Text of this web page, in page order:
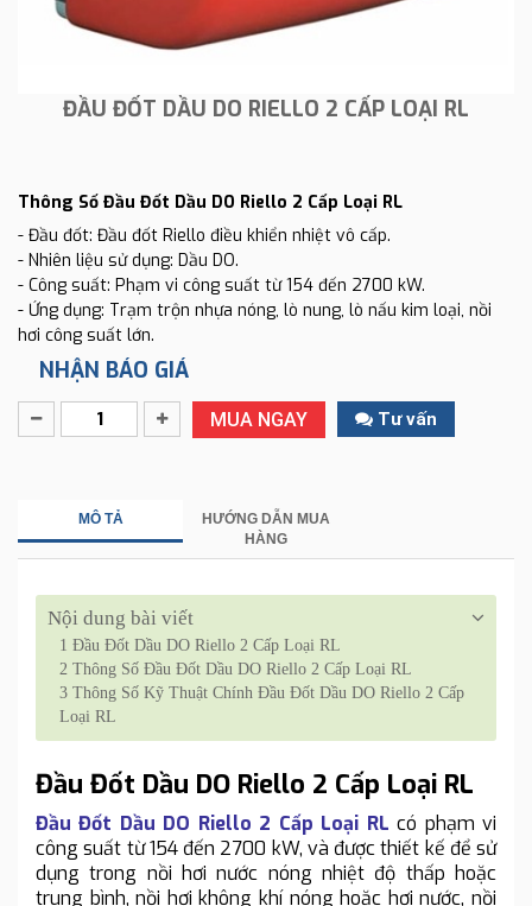
ĐẦU ĐỐT DẦU DO RIELLO 2 CẤP LOẠI RL
Thông Số Đầu Đốt Dầu DO Riello 2 Cấp Loại RL
- Đầu đốt: Đầu đốt Riello điều khiển nhiệt vô cấp.
- Nhiên liệu sử dụng: Dầu DO.
- Công suất: Phạm vi công suất từ 154 đến 2700 kW.
- Ứng dụng: Trạm trộn nhựa nóng, lò nung, lò nấu kim loại, nồi
hơi công suất lớn.
NHẬN BÁO GIÁ
MUA NGAY Tư vấn
MÔ TẢ
HƯỚNG DẪN MUA
HÀNG
Nội dung bài viết
1 Đầu Đốt Dầu DO Riello 2 Cấp Loại RL
2 Thông Số Đầu Đốt Dầu DO Riello 2 Cấp Loại RL
3 Thông Số Kỹ Thuật Chính Đầu Đốt Dầu DO Riello 2 Cấp
Loại RL
Đầu Đốt Dầu DO Riello 2 Cấp Loại RL
Đầu Đốt Dầu DO Riello 2 Cấp Loại RL có phạm vi
công suất từ 154 đến 2700 kW, và được thiết kế để sử
dụng trong nồi hơi nước nóng nhiệt độ thấp hoặc
trung bình, nồi hơi không khí nóng hoặc hơi nước, nồi